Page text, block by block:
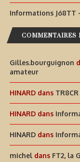
Informations J68TT
COMMENTAIRES
Gilles.bourguignon
amateur
HINARD dans
HINARD dans
HINARD dans
michel dans FT2, la